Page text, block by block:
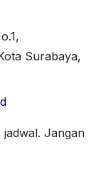
Surabaya,
Jangan